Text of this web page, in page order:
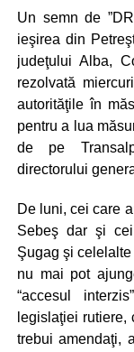
Un semn de
ieşirea din
judeţului Alba,
rezolvată
autorităţile în
pentru a lua
de pe
directorului
De luni, cei care
Sebeş dar şi
Şugag şi
nu mai pot
“accesul
legislaţiei rutiere,
trebui amendaţi,